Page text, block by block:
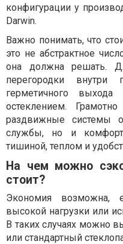
конфигурации у
Darwin.
Важно понимать, что
это не абстрактное
она должна решать.
перегородки
герметичного
остеклением.
раздвижные системы
службы, но и
тишиной, теплом и
На чем можно
стоит?
Экономия возможна,
высокой нагрузки или
В таких случаях можно
или стандартный